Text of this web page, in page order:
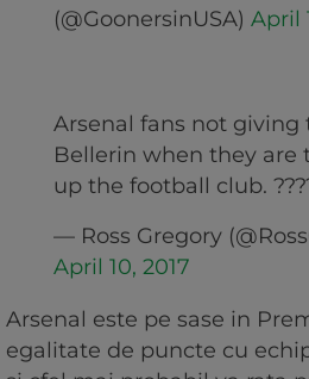
(@GoonersinUSA) April
Arsenal fans not giving
Bellerin when they are
up the football club.
— Ross Gregory
April 10, 2017
Arsenal este pe sase in
egalitate de puncte cu